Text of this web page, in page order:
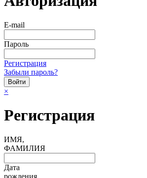
E-mail
Пароль
Регистрация
Забыли пароль?
×
Регистрация
ИМЯ,
ФАМИЛИЯ
Дата
рождения